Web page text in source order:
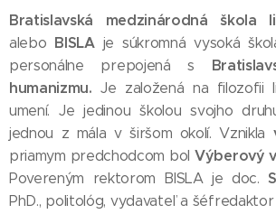
Bratislavská medzinárodná škola
alebo BISLAje súkromná vysoká
personálne prepojená s
humanizmu. Je založená na filozofii
umení. Je jedinou školou svojho
jednou z mála v širšom okolí. Vznikla
priamym predchodcom bolVýberový
Povereným rektorom BISLA je doc.
PhD., politológ, vydavateľ a